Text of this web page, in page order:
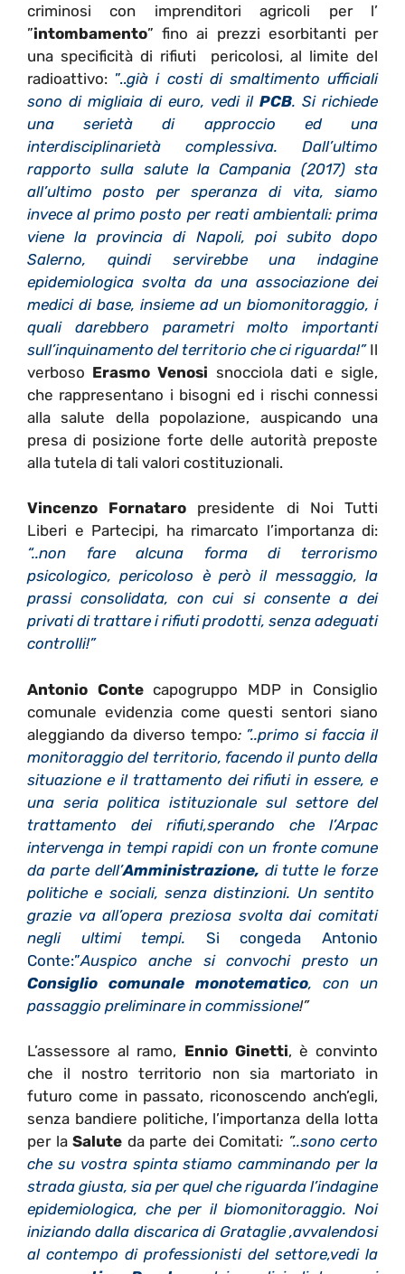
criminosi con imprenditori agricoli per l’
”intombamento” fino ai prezzi esorbitanti per
una specificità di rifiuti pericolosi, al limite del
radioattivo: ”..già i costi di smaltimento ufficiali
sono di migliaia di euro, vedi il PCB. Si richiede
una serietà di approccio ed una
interdisciplinarietà complessiva. Dall’ultimo
rapporto sulla salute la Campania (2017) sta
all’ultimo posto per speranza di vita, siamo
invece al primo posto per reati ambientali: prima
viene la provincia di Napoli, poi subito dopo
Salerno, quindi servirebbe una indagine
epidemiologica svolta da una associazione dei
medici di base, insieme ad un biomonitoraggio, i
quali darebbero parametri molto importanti
sull’inquinamento del territorio che ci riguarda!”Il
verboso Erasmo Venosi snocciola dati e sigle,
che rappresentano i bisogni ed i rischi connessi
alla salute della popolazione, auspicando una
presa di posizione forte delle autorità preposte
alla tutela di tali valori costituzionali.
Vincenzo Fornataro presidente di Noi Tutti
Liberi e Partecipi, ha rimarcato l’importanza di:
“..non fare alcuna forma di terrorismo
psicologico, pericoloso è però il messaggio, la
prassi consolidata, con cui si consente a dei
privati di trattare i rifiuti prodotti, senza adeguati
controlli!”
Antonio Contecapogruppo MDP in Consiglio
comunale evidenzia come questi sentori siano
aleggiando da diverso tempo: ”..primo si faccia il
monitoraggio del territorio, facendo il punto della
situazione e il trattamento dei rifiuti in essere, e
una seria politica istituzionale sul settore del
trattamento dei rifiuti,sperando che l’Arpac
intervenga in tempi rapidi con un fronte comune
da parte dell’Amministrazione, di tutte le forze
politiche e sociali, senza distinzioni. Un sentito
grazie va all’opera preziosa svolta dai comitati
negli ultimi tempi. Si congeda Antonio
Conte:”Auspico anche si convochi presto un
Consiglio comunale monotematico, con un
passaggio preliminare in commissione!”
L’assessore al ramo, Ennio Ginetti, è convinto
che il nostro territorio non sia martoriato in
futuro come in passato, riconoscendo anch’egli,
senza bandiere politiche, l’importanza della lotta
per la Salute da parte dei Comitati: ”..sono certo
che su vostra spinta stiamo camminando per la
strada giusta, sia per quel che riguarda l’indagine
epidemiologica, che per il biomonitoraggio. Noi
iniziando dalla discarica di Grataglie ,avvalendosi
al contempo di professionisti del settore,vedi la